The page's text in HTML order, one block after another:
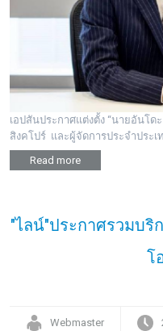
เอปสันประกาศแต่งตั้ง “นายอันโด
สิงคโปร์ และผู้จัดการประจำประ
Read more
"ไลน์"ประกาศรวมบริ
โ
Webmaster